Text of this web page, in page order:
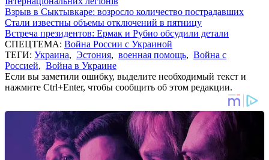
Взрыв в Сыктывкаре: возросло количество пострадавших
Стали известны объемы отключений в пятницу
Встреча президентов: Ермак и Рубио обсудили детали
СПЕЦТЕМА: Война России с Украиной
ТЕГИ: Украина, Эстония, военная помощь, Война с
Россией, Война в Украине
Если вы заметили ошибку, выделите необходимый текст и
нажмите Ctrl+Enter, чтобы сообщить об этом редакции.